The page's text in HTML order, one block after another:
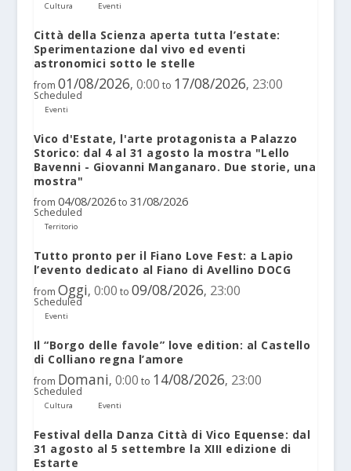
Cultura Eventi
Città della Scienza aperta tutta l’estate:
Sperimentazione dal vivo ed eventi
astronomici sotto le stelle
from 01/08/2026, 0:00 to 17/08/2026, 23:00
Scheduled
Eventi
Vico d'Estate, l'arte protagonista a Palazzo
Storico: dal 4 al 31 agosto la mostra "Lello
Bavenni - Giovanni Manganaro. Due storie, una
mostra"
from 04/08/2026 to 31/08/2026
Scheduled
Territorio
Tutto pronto per il Fiano Love Fest: a Lapio
l’evento dedicato al Fiano di Avellino DOCG
from Oggi, 0:00 to 09/08/2026, 23:00
Scheduled
Eventi
Il “Borgo delle favole” love edition: al Castello
di Colliano regna l’amore
from Domani, 0:00 to 14/08/2026, 23:00
Scheduled
Cultura Eventi
Festival della Danza Città di Vico Equense: dal
31 agosto al 5 settembre la XIII edizione di
Estarte